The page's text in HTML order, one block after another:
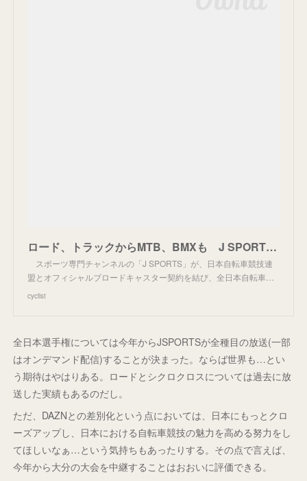
ロード、トラックからMTB、BMXも J SPORTSが全日本選手権全8大会を放送・配信
スポーツ専門チャンネルの「J SPORTS」が、日本自転車競技連
盟とオフィシャルブロードキャスター契約を結び、全日本自転車…
cyclist
全日本選手権については今年からJSPORTSが全種目の放送(一部
はオンデマンド配信)することが決まった。ならば世界も…とい
う期待はやはりある。ロードとシクロクロスについては過去に放
送した実績もあるのだし。
ただ、DAZNとの差別化という点においては、日本にもっとクロ
ーズアップし、日本における自転車競技の魅力を高める努力をし
てほしいなぁ…という気持ちもあったりする。その点で言えば、
今年から大分の大会を中継することはおおいに評価できる。